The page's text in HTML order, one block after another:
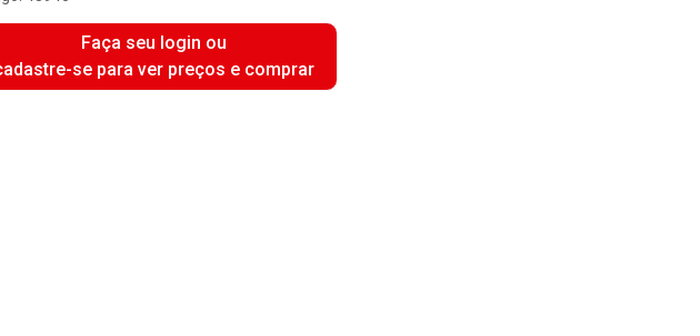
Faça seu login ou
se para ver preços e comprar